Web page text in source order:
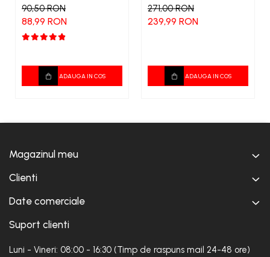
90,50 RON
88,99 RON
ADAUGA IN COS
271,00 RON
239,99 RON
ADAUGA IN COS
Magazinul meu
Clienti
Date comerciale
Suport clienti
Luni - Vineri: 08:00 - 16:30 (Timp de raspuns mail 24-48 ore)